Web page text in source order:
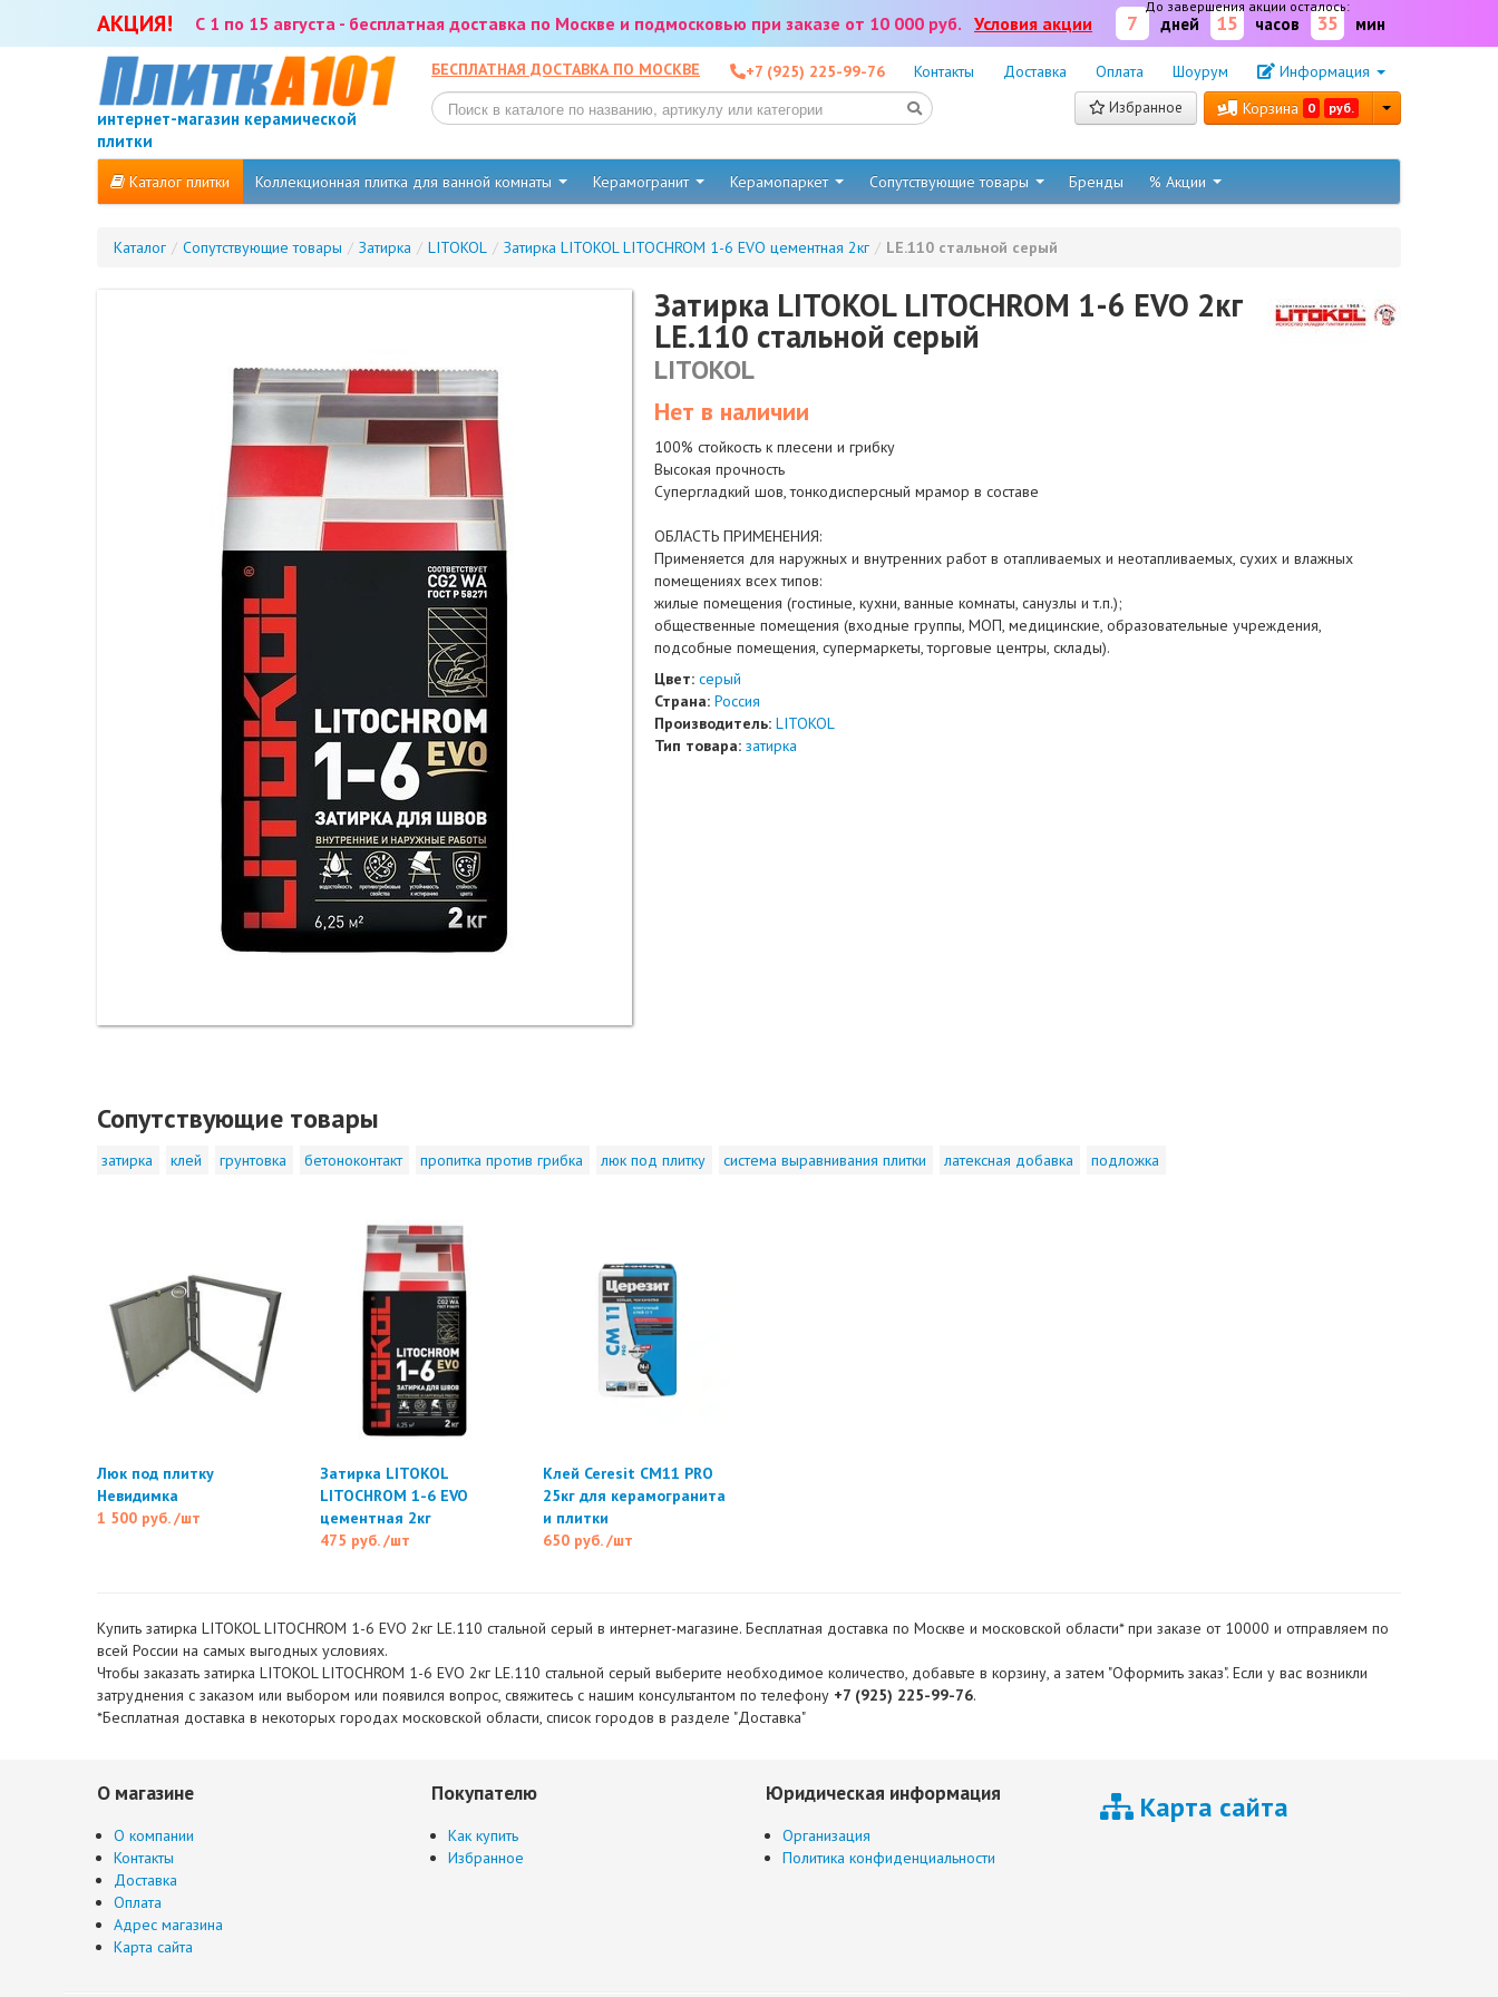
АКЦИЯ! С 1 по 15 августа - бесплатная доставка по Москве и подмосковью при заказе от 10 000 руб. Условия акции
До завершения акции осталось:
7 дней 15 часов 35 мин
интернет-магазин керамической
плитки
БЕСПЛАТНАЯ ДОСТАВКА ПО МОСКВЕ +7 (925) 225-99-76 Контакты Доставка Оплата Шоурум Информация
Избранное Корзина 0 руб.
Каталог плитки Коллекционная плитка для ванной комнаты Керамогранит Керамопаркет Сопутствующие товары Бренды % Акции
Каталог / Сопутствующие товары / Затирка / LITOKOL / Затирка LITOKOL LITOCHROM 1-6 EVO цементная 2кг / LE.110 cтальной серый
Затирка LITOKOL LITOCHROM 1-6 EVO 2кг
LE.110 стальной серый
LITOKOL
Нет в наличии
100% стойкость к плесени и грибку
Высокая прочность
Супергладкий шов, тонкодисперсный мрамор в составе
ОБЛАСТЬ ПРИМЕНЕНИЯ:
Применяется для наружных и внутренних работ в отапливаемых и неотапливаемых, сухих и влажных
помещениях всех типов:
жилые помещения (гостиные, кухни, ванные комнаты, санузлы и т.п.);
общественные помещения (входные группы, МОП, медицинские, образовательные учреждения,
подсобные помещения, супермаркеты, торговые центры, склады).
Цвет: серый
Страна: Россия
Производитель: LITOKOL
Тип товара: затирка
Сопутствующие товары
затирка клей грунтовка бетоноконтакт пропитка против грибка люк под плитку система выравнивания плитки латексная добавка подложка
Люк под плитку
Невидимка
1 500 руб./шт
Затирка LITOKOL
LITOCHROM 1-6 EVO
цементная 2кг
475 руб./шт
Клей Ceresit CM11 PRO
25кг для керамогранита
и плитки
650 руб./шт
Купить затирка LITOKOL LITOCHROM 1-6 EVO 2кг LE.110 стальной серый в интернет-магазине. Бесплатная доставка по Москве и московской области* при заказе от 10000 и отправляем по
всей России на самых выгодных условиях.
Чтобы заказать затирка LITOKOL LITOCHROM 1-6 EVO 2кг LE.110 стальной серый выберите необходимое количество, добавьте в корзину, а затем "Оформить заказ". Если у вас возникли
затруднения с заказом или выбором или появился вопрос, свяжитесь с нашим консультантом по телефону +7 (925) 225-99-76.
*Бесплатная доставка в некоторых городах московской области, список городов в разделе "Доставка"
О магазине
О компании
Контакты
Доставка
Оплата
Адрес магазина
Карта сайта
Покупателю
Как купить
Избранное
Юридическая информация
Организация
Политика конфиденциальности
Карта сайта